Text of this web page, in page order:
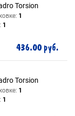
Torsion
1
1
436.00 руб.
Torsion
1
1